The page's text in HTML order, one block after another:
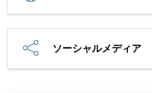
ソーシャルメディア